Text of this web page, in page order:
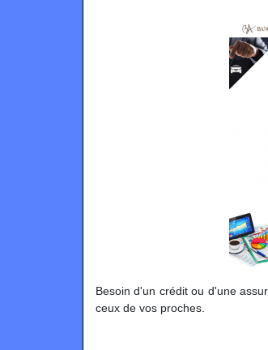
Besoin d'un crédit ou d'une
ceux de vos proches.